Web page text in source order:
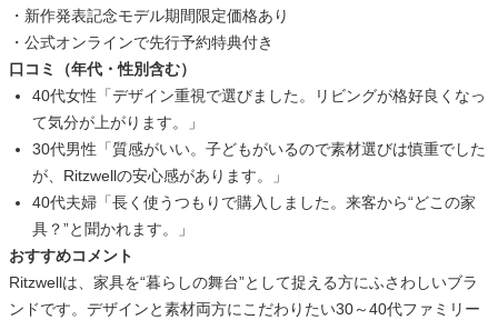
・新作発表記念モデル期間限定価格あり
・公式オンラインで先行予約特典付き
口コミ（年代・性別含む）
40代女性「デザイン重視で選びました。リビングが格好良くなっ
て気分が上がります。」
30代男性「質感がいい。子どもがいるので素材選びは慎重でした
が、Ritzwellの安心感があります。」
40代夫婦「長く使うつもりで購入しました。来客から“どこの家
具？”と聞かれます。」
おすすめコメント
Ritzwellは、家具を“暮らしの舞台”として捉える方にふさわしいブラ
ンドです。デザインと素材両方にこだわりたい30～40代ファミリー